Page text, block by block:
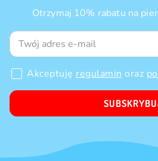
Otrzymaj 10% rabatu na
Akceptuję regulamin oraz